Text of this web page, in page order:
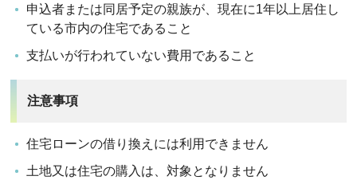
申込者または同居予定の親族が、現在に1年以上居住し
ている市内の住宅であること
支払いが行われていない費用であること
注意事項
住宅ローンの借り換えには利用できません
土地又は住宅の購入は、対象となりません